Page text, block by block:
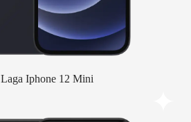
Laga Iphone 12 Mini